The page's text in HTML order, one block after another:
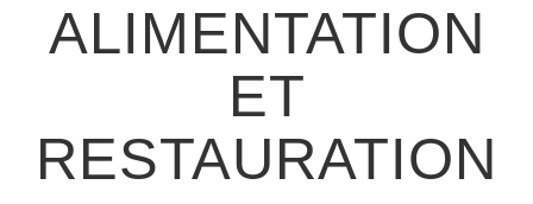
ALIMENTATION
ET
RESTAURATION